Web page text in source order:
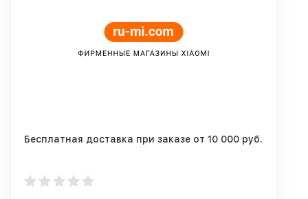
Бесплатная доставка при заказе от 10 000 руб.